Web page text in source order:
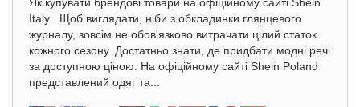
Italy Щоб виглядати, ніби з обкладинки глянцевого
журналу, зовсім не обов'язково витрачати цілий статок
кожного сезону. Достатньо знати, де придбати модні речі
за доступною ціною. На офіційному сайті Shein Poland
представлений одяг та...